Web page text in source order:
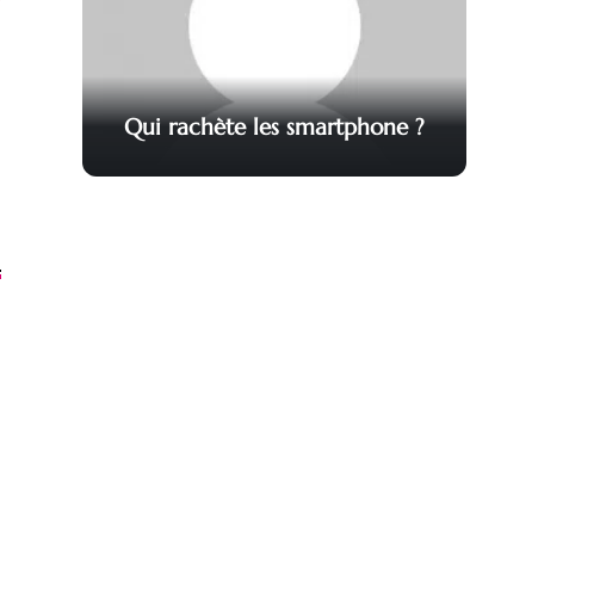
Qui rachète les smartphone ?